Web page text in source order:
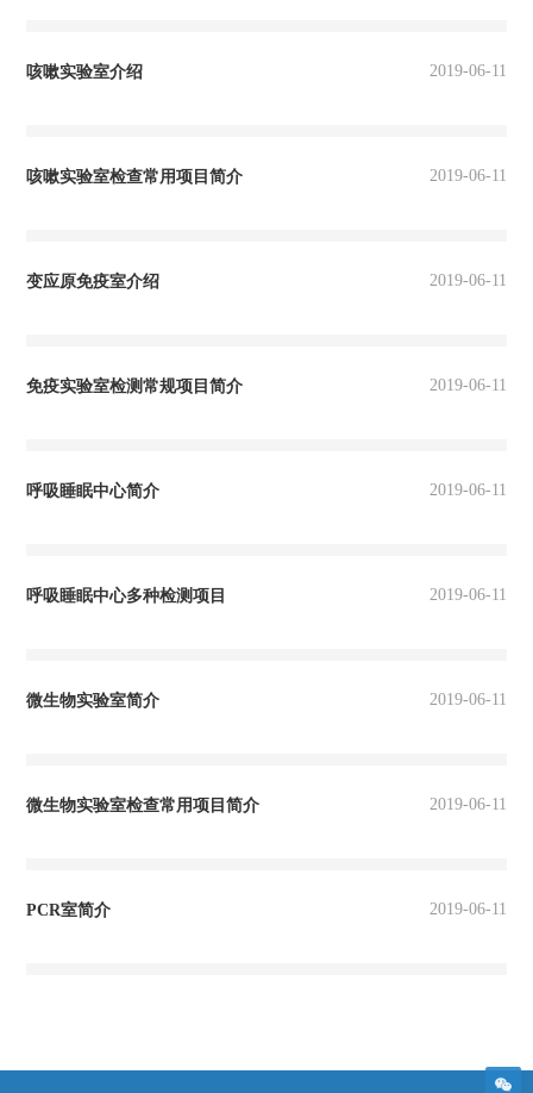
咳嗽实验室介绍 2019-06-11
咳嗽实验室检查常用项目简介 2019-06-11
变应原免疫室介绍 2019-06-11
免疫实验室检测常规项目简介 2019-06-11
呼吸睡眠中心简介 2019-06-11
呼吸睡眠中心多种检测项目 2019-06-11
微生物实验室简介 2019-06-11
微生物实验室检查常用项目简介 2019-06-11
PCR室简介 2019-06-11